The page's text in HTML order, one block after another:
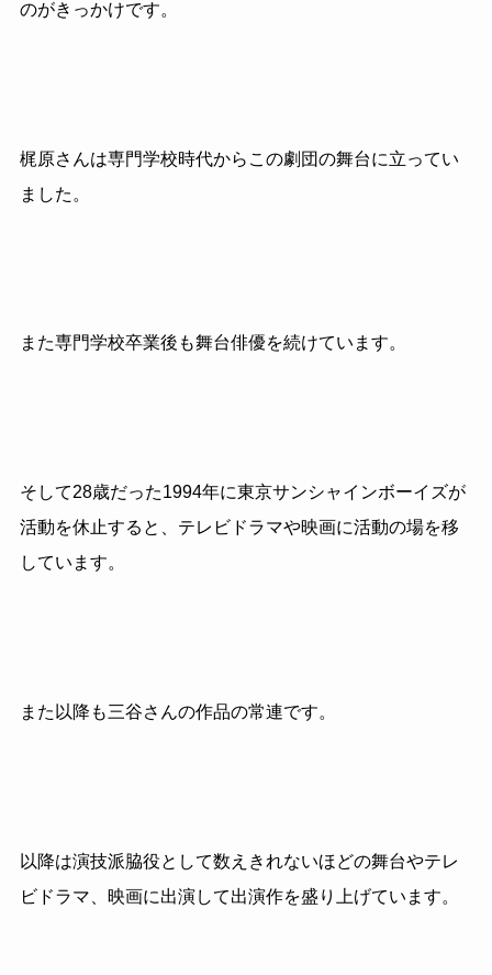
のがきっかけです。
梶原さんは専門学校時代からこの劇団の舞台に立ってい
ました。
また専門学校卒業後も舞台俳優を続けています。
そして28歳だった1994年に東京サンシャインボーイズが
活動を休止すると、テレビドラマや映画に活動の場を移
しています。
また以降も三谷さんの作品の常連です。
以降は演技派脇役として数えきれないほどの舞台やテレ
ビドラマ、映画に出演して出演作を盛り上げています。